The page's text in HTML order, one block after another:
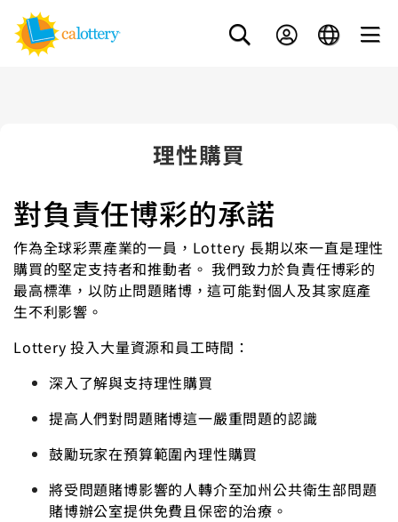
理性購買
對負責任博彩的承諾
作為全球彩票產業的一員，Lottery 長期以來一直是理性
購買的堅定支持者和推動者。 我們致力於負責任博彩的
最高標準，以防止問題賭博，這可能對個人及其家庭產
生不利影響。
Lottery 投入大量資源和員工時間：
深入了解與支持理性購買
提高人們對問題賭博這一嚴重問題的認識
鼓勵玩家在預算範圍內理性購買
將受問題賭博影響的人轉介至加州公共衛生部問題
賭博辦公室提供免費且保密的治療。